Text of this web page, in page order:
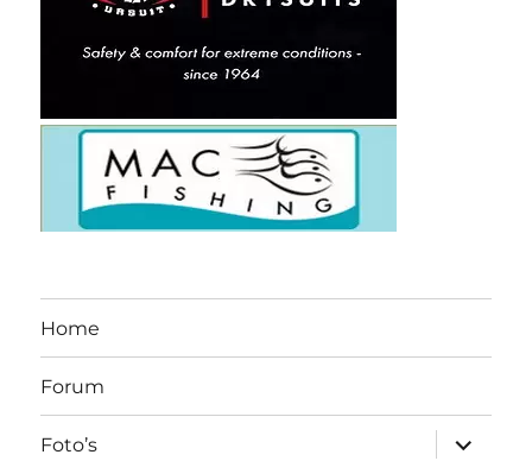
Home
Forum
Foto’s